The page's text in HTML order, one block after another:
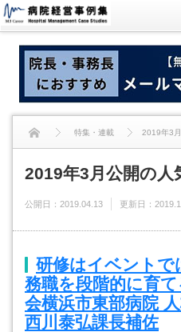
特集・連載 2019年3
2019年3月公開の人
公開日： 2019.04.13 更新日：
研修はイベント
務職を段階的に育
会横浜市東部病院
西川泰弘課長補佐